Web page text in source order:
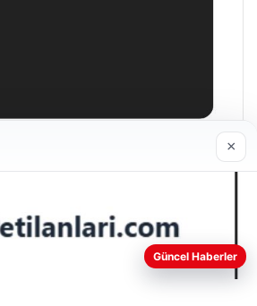
daha iyi anlayabilmek,
ve geliştirmek amacıyla çerezler
×
Güncel Haberler